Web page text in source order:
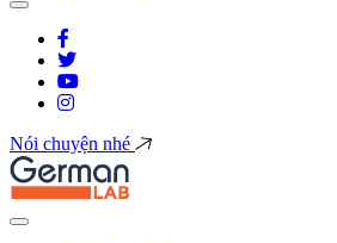
Nói chuyện nhé